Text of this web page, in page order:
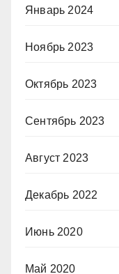
Январь 2024
Ноябрь 2023
Октябрь 2023
Сентябрь 2023
Август 2023
Декабрь 2022
Июнь 2020
Май 2020